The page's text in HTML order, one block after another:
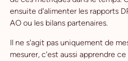
ensuite d'alimenter les rapports
AO ou les bilans partenaires.
Il ne s'agit pas uniquement de
mesurer, c'est aussi apprendre